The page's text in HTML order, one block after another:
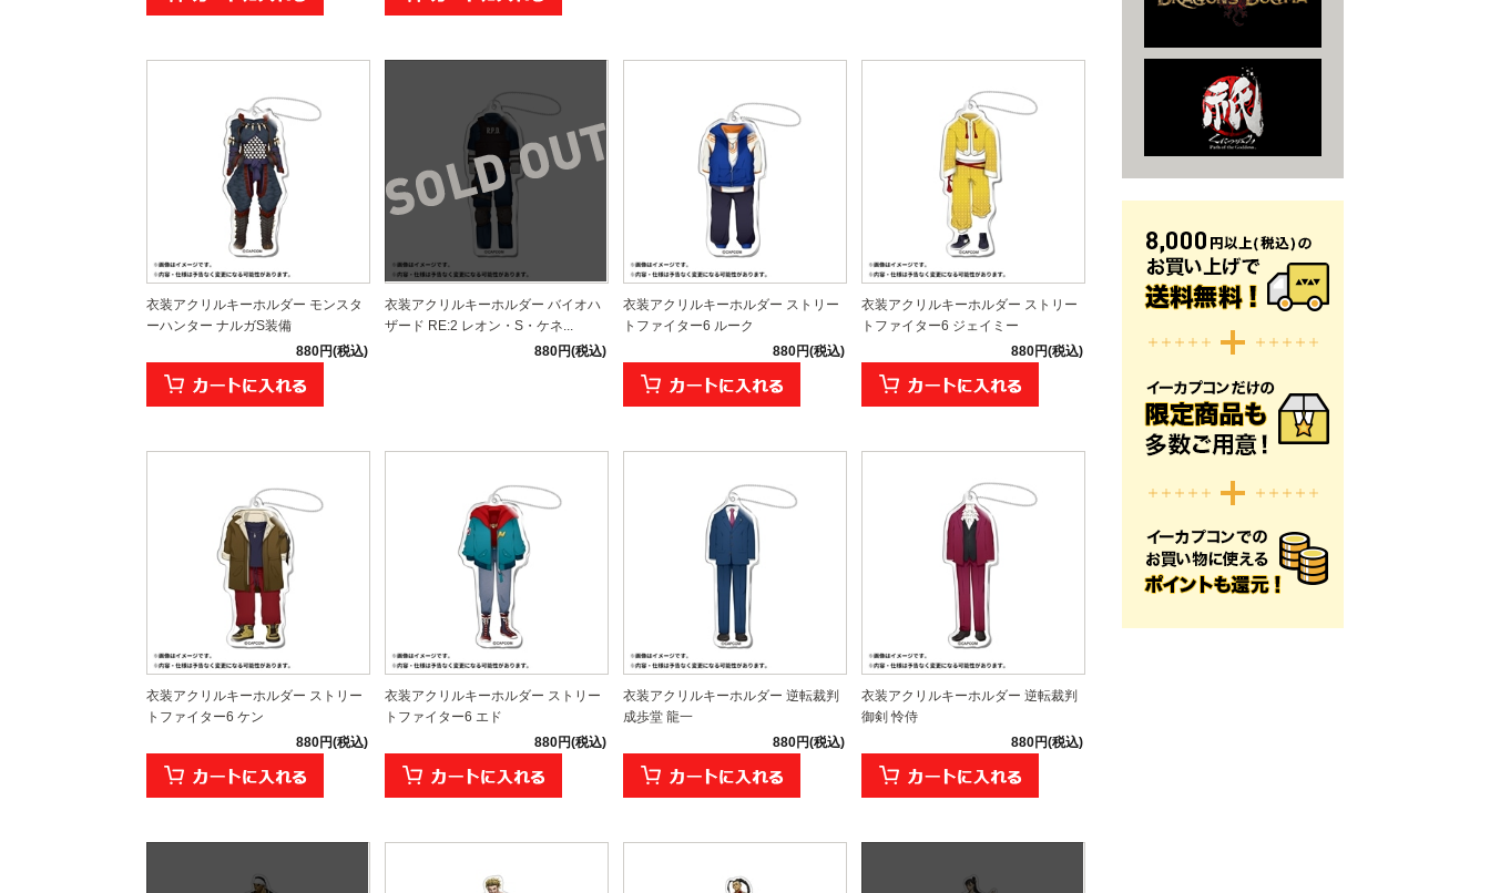
衣装アクリルキーホルダー モンスタ
ーハンター ナルガS装備
880円(税込)
衣装アクリルキーホルダー バイオハ
ザード RE:2 レオン・S・ケネ...
880円(税込)
衣装アクリルキーホルダー ストリー
トファイター6 ルーク
880円(税込)
衣装アクリルキーホルダー ストリー
トファイター6 ジェイミー
880円(税込)
衣装アクリルキーホルダー ストリー
トファイター6 ケン
880円(税込)
衣装アクリルキーホルダー ストリー
トファイター6 エド
880円(税込)
衣装アクリルキーホルダー 逆転裁判
成歩堂 龍一
880円(税込)
衣装アクリルキーホルダー 逆転裁判
御剣 怜侍
880円(税込)